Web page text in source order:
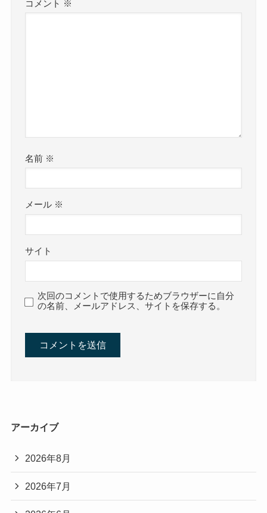
コメント ※
名前 ※
メール ※
サイト
次回のコメントで使用するためブラウザーに自分
の名前、メールアドレス、サイトを保存する。
アーカイブ
2026年8月
2026年7月